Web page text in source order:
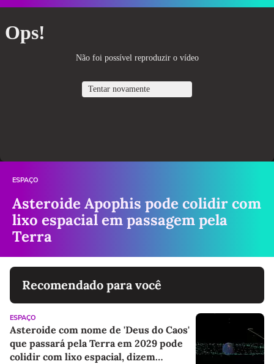
ESPAÇO
Asteroide Apophis pode colidir com
lixo espacial em passagem pela
Terra
Recomendado para você
ESPAÇO
Asteroide com nome de 'Deus do Caos'
que passará pela Terra em 2029 pode
colidir com lixo espacial, dizem